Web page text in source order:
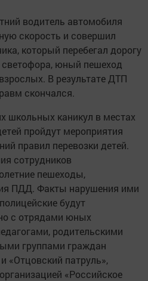
водитель автомобиля
скорость и совершил
который перебегал дорогу
юный пешеход
В результате ДТП
скончался.
школьных каникул в местах
пройдут мероприятия
правил перевозки детей.
сотрудников
пешеходы,
ПДД. Факты нарушения ими
будут
с отрядами юных
родительскими
группами граждан
«Отцовский патруль»,
«Российское